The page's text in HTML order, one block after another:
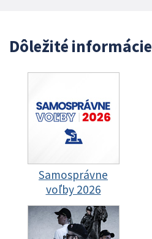
Dôležité informácie
Samosprávne
voľby 2026